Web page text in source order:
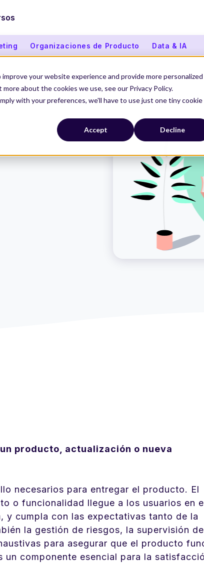
your website experience and provide more personalized
about the cookies we use, see our Privacy Policy.
with your preferences, we'll have to use just one tiny cookie
Accept Decline
Organizaciones de Producto Data & IA
producto, actualización o nueva
necesarios para entregar el producto. El
o funcionalidad llegue a los usuarios en
y cumpla con las expectativas tanto de la
la gestión de riesgos, la supervisión
para asegurar que el producto
componente esencial para la